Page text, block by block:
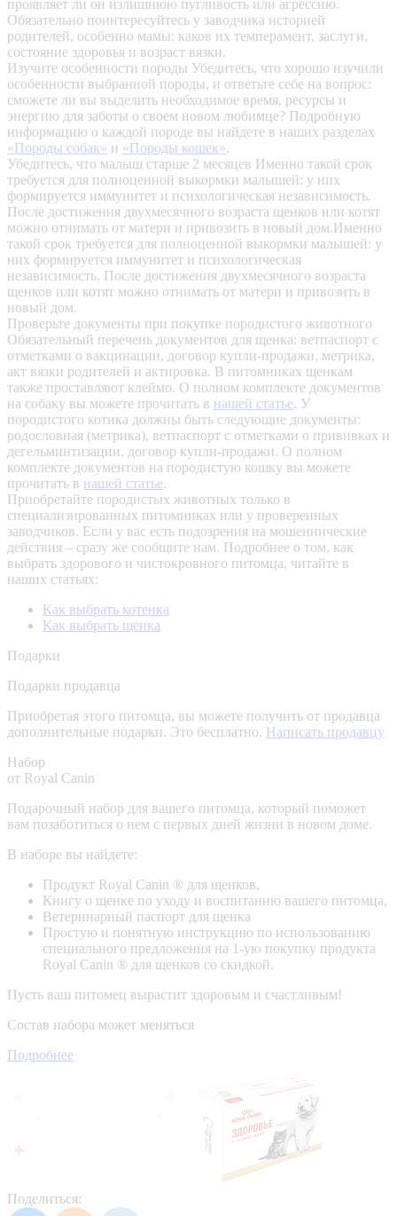
проявляет ли он излишнюю пугливость или агрессию.
Обязательно поинтересуйтесь у заводчика историей
родителей, особенно мамы: каков их темперамент, заслуги,
состояние здоровья и возраст вязки.
Изучите особенности породы Убедитесь, что хорошо изучили
особенности выбранной породы, и ответьте себе на вопрос:
сможете ли вы выделить необходимое время, ресурсы и
энергию для заботы о своем новом любимце? Подробную
информацию о каждой породе вы найдете в наших разделах
«Породы собак» и «Породы кошек».
Убедитесь, что малыш старше 2 месяцев Именно такой срок
требуется для полноценной выкормки малышей: у них
формируется иммунитет и психологическая независимость.
После достижения двухмесячного возраста щенков или котят
можно отнимать от матери и привозить в новый дом.Именно
такой срок требуется для полноценной выкормки малышей: у
них формируется иммунитет и психологическая
независимость. После достижения двухмесячного возраста
щенков или котят можно отнимать от матери и привозить в
новый дом.
Проверьте документы при покупке породистого животного
Обязательный перечень документов для щенка: ветпаспорт с
отметками о вакцинации, договор купли-продажи, метрика,
акт вязки родителей и актировка. В питомниках щенкам
также проставляют клеймо. О полном комплекте документов
на собаку вы можете прочитать в нашей статье. У
породистого котика должны быть следующие документы:
родословная (метрика), ветпаспорт с отметками о прививках и
дегельминтизации, договор купли-продажи. О полном
комплекте документов на породистую кошку вы можете
прочитать в нашей статье.
Приобретайте породистых животных только в
специализированных питомниках или у проверенных
заводчиков. Если у вас есть подозрения на мошеннические
действия – сразу же сообщите нам. Подробнее о том, как
выбрать здорового и чистокровного питомца, читайте в
наших статьях:
Как выбрать котенка
Как выбрать щенка
Подарки
Подарки продавца
Приобретая этого питомца, вы можете получить от продавца
дополнительные подарки. Это бесплатно. Написать продавцу
Набор
от Royal Canin
Подарочный набор для вашего питомца, который поможет
вам позаботиться о нем с первых дней жизни в новом доме.
В наборе вы найдете:
Продукт Royal Canin ® для щенков,
Книгу о щенке по уходу и воспитанию вашего питомца,
Ветеринарный паспорт для щенка
Простую и понятную инструкцию по использованию
специального предложения на 1-ую покупку продукта
Royal Canin ® для щенков со скидкой.
Пусть ваш питомец вырастит здоровым и счастливым!
Состав набора может меняться
Подробнее
Поделиться: